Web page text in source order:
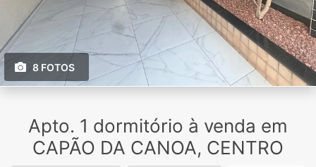
8 FOTOS
Apto. 1 dormitório à venda em
CAPÃO DA CANOA, CENTRO